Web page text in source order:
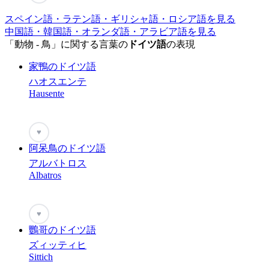
スペイン語・ラテン語・ギリシャ語・ロシア語を見る
中国語・韓国語・オランダ語・アラビア語を見る
「動物 - 鳥」に関する言葉の ドイツ語の表現
家鴨のドイツ語
ハオスエンテ
Hausente
♥
阿呆鳥のドイツ語
アルバトロス
Albatros
♥
鸚哥のドイツ語
ズィッティヒ
Sittich